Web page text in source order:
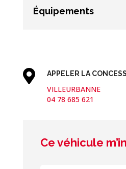
Équipements
 APPELER LA
VILLEURBANNE
04 78 685 621
Ce véhicule